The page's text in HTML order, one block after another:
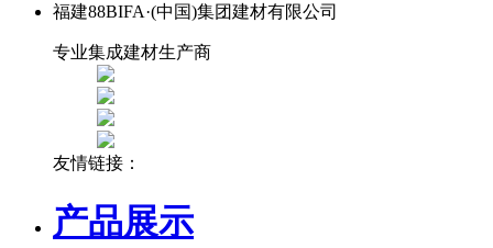
福建88BIFA·(中国)集团建材有限公司
专业集成建材生产商
友情链接：
产品展示